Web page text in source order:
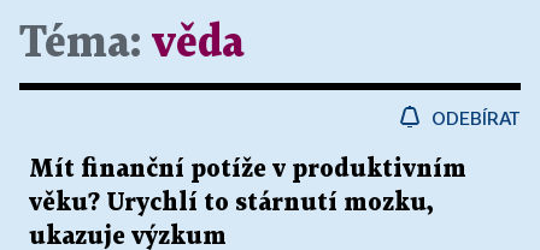
Téma: věda
ODEBÍRAT
Mít finanční potíže v produktivním
věku? Urychlí to stárnutí mozku,
ukazuje výzkum